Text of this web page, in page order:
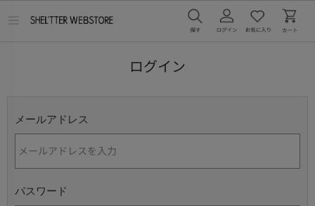
ログイン
メールアドレス
パスワード